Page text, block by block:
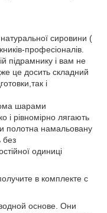
сировини (
професіоналів.
підрамнику і вам не
це досить складний
і
шарами
і рівномірно лягають
полотна намальовану
без
одиниці
в комплекте с
основе. Они